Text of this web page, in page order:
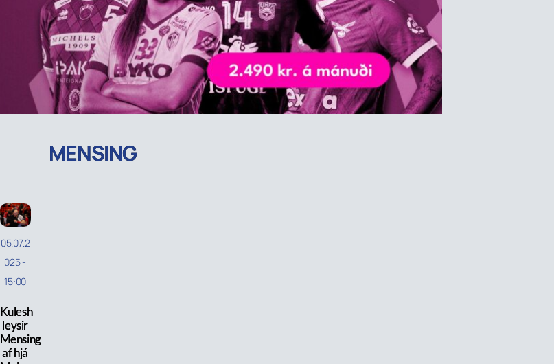
MENSING
05.07.2
025-
15:00
Kulesh
leysir
Mensing
af hjá